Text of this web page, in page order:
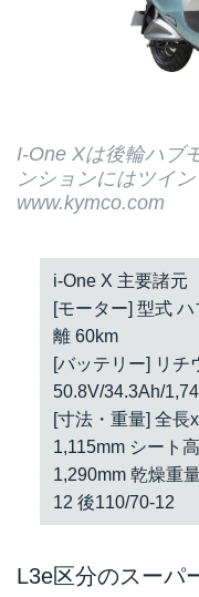
I-One Xは後輪ハブ
ンションにはツイ
www.kymco.com
i-One X 主要諸元
[モーター] 型式
離 60km
[バッテリー] リチ
50.8V/34.3Ah/
[寸法・重量] 全長
1,115mm シート
1,290mm 乾燥重
12 後110/70-12
L3e区分のスーパ